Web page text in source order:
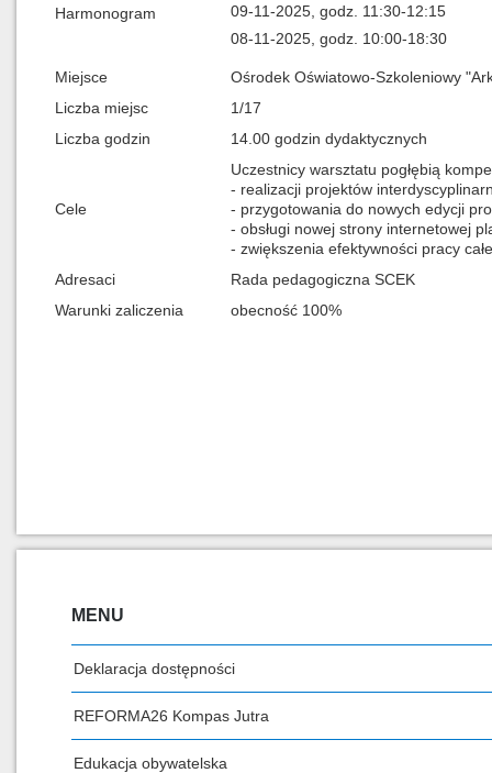
Harmonogram
09-11-2025, godz. 11:30-12:15
08-11-2025, godz. 10:00-18:30
Miejsce
Ośrodek Oświatowo-Szkoleniowy
Liczba miejsc
1/17
Liczba godzin
14.00 godzin dydaktycznych
Cele
Uczestnicy warsztatu pogłębią
- realizacji projektów
- przygotowania do nowych edycji
- obsługi nowej strony internetowej
- zwiększenia efektywności pracy
Adresaci
Rada pedagogiczna SCEK
Warunki zaliczenia
obecność 100%
MENU
Deklaracja dostępności
REFORMA26 Kompas Jutra
Edukacja obywatelska